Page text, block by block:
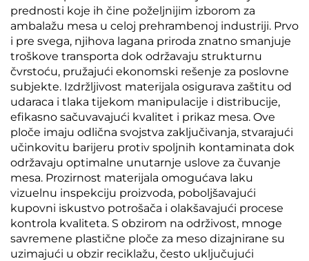
prednosti koje ih čine poželjnijim izborom za
ambalažu mesa u celoj prehrambenoj industriji. Prvo
i pre svega, njihova lagana priroda znatno smanjuje
troškove transporta dok održavaju strukturnu
čvrstoću, pružajući ekonomski rešenje za poslovne
subjekte. Izdržljivost materijala osigurava zaštitu od
udaraca i tlaka tijekom manipulacije i distribucije,
efikasno sačuvavajući kvalitet i prikaz mesa. Ove
ploče imaju odlična svojstva zaključivanja, stvarajući
učinkovitu barijeru protiv spoljnih kontaminata dok
održavaju optimalne unutarnje uslove za čuvanje
mesa. Prozirnost materijala omogućava laku
vizuelnu inspekciju proizvoda, poboljšavajući
kupovni iskustvo potrošača i olakšavajući procese
kontrola kvaliteta. S obzirom na održivost, mnoge
savremene plastične ploče za meso dizajnirane su
uzimajući u obzir reciklažu, često uključujući